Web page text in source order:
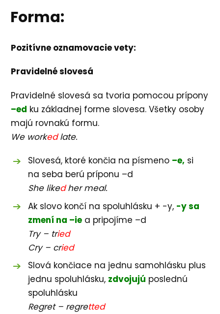
Forma:
Pozitívne oznamovacie vety:
Pravidelné slovesá
Pravidelné slovesá sa tvoria pomocou prípony
–ed ku základnej forme slovesa. Všetky osoby
majú rovnakú formu.
We workedlate.
Slovesá, ktoré končia na písmeno –e, si
na seba berú príponu –d
She likedher meal.
Ak slovo končí na spoluhlásku + -y, -y sa
zmení na –ie a pripojíme –d
Try – tried
Cry – cried
Slová končiace na jednu samohlásku plus
jednu spoluhlásku, zdvojujú poslednú
spoluhlásku
Regret – regretted